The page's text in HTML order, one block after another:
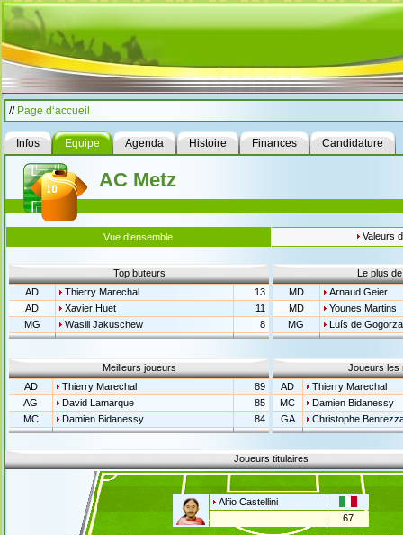
// Page d‘accueil
Infos Equipe Agenda Histoire Finances Candidature
AC Metz
Vue d‘ensemble Valeurs
Top buteurs
AD
Thierry Marechal
13
AD
Xavier Huet
11
MG
Wasili Jakuschew 8
Le plus
MD
Arnaud Geier
MD
Younes Martins
MG
Luís de Gogorza
Meilleurs joueurs
AD
Thierry Marechal
89
AG
David Lamarque
85
MC
Damien Bidanessy 84
Joueurs les
AD
Thierry Marechal
MC
Damien Bidanessy
GA
Christophe
Joueurs titulaires
Alfio Castellini
67